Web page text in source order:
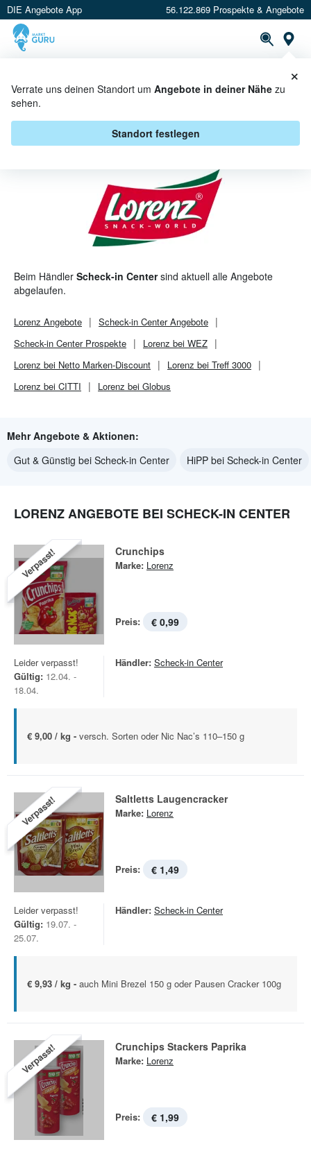
DIE Angebote App 56.122.869 Prospekte & Angebote
Verrate uns deinen Standort um Angebote in deiner Nähe zu
sehen.
Standort festlegen
×
LORENZ BEI SCHECK-IN CENTER -
ANGEBOTE & AKTIONEN
Beim Händler Scheck-in Centersind aktuell alle Angebote
abgelaufen.
Lorenz Angebote Scheck-in CenterAngebote
Scheck-in CenterProspekte
Lorenz bei WEZ
Lorenz bei Netto Marken-Discount
Lorenz bei Treff 3000
Lorenz bei CITTI
Lorenz bei Globus
Mehr Angebote & Aktionen:
Gut & Günstig bei Scheck-in Center
HiPP bei Scheck-in Center
LORENZ ANGEBOTE BEI SCHECK-IN CENTER
Verpasst! Crunchips
Marke: Lorenz
Preis: € 0,99
Leider verpasst!
Gültig: 12.04. -
18.04.
Händler: Scheck-in Center
€ 9,00 / kg - versch. Sorten oder Nic Nac’s 110–150 g
Verpasst! Saltletts Laugencracker
Marke: Lorenz
Preis: € 1,49
Leider verpasst!
Gültig: 19.07. -
25.07.
Händler: Scheck-in Center
€ 9,93 / kg - auch Mini Brezel 150 g oder Pausen Cracker 100g
Verpasst! Crunchips Stackers Paprika
Marke: Lorenz
Preis: € 1,99